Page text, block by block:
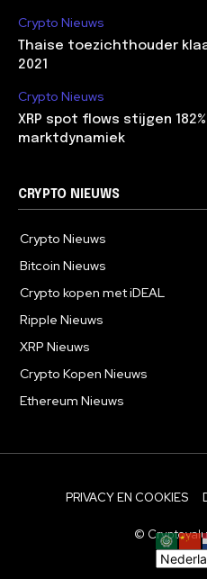
Crypto Nieuws
Thaise toezichthouder
2021
Crypto Nieuws
XRP spot flows stijgen
marktdynamiek
CRYPTO NIEUWS
Crypto Nieuws
Bitcoin Nieuws
Crypto kopen met iDEAL
Ripple Nieuws
XRP Nieuws
Crypto Kopen Nieuws
Ethereum Nieuws
PRIVACY EN COOKIES
©